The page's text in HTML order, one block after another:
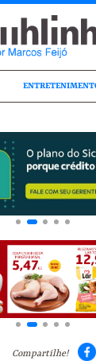
Compartilhe!